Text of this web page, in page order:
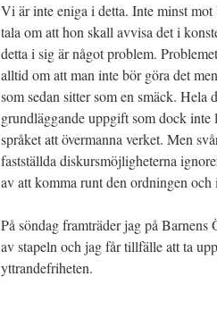
Vi är inte eniga i detta. Inte minst
tala om att hon skall avvisa det i
detta i sig är något problem.
alltid om att man inte bör göra det
som sedan sitter som en smäck.
grundläggande uppgift som dock
språket att övermanna verket. Men
fastställda diskursmöjligheterna
av att komma runt den ordningen och
På söndag framträder jag på
av stapeln och jag får tillfälle att ta
yttrandefriheten.